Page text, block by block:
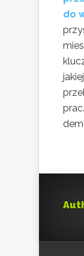
do